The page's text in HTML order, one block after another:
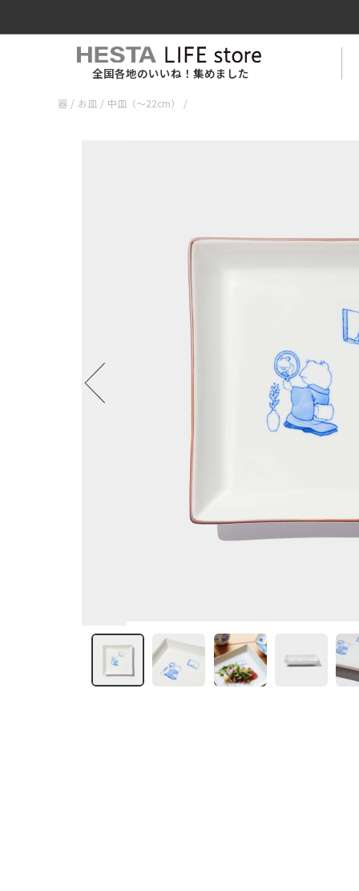
全国各地のいいね！集めました
器 / お皿 / 中皿（〜22cm） /